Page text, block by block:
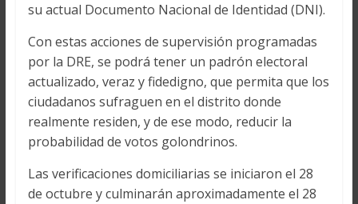
su actual Documento Nacional de Identidad (DNI).
Con estas acciones de supervisión programadas
por la DRE, se podrá tener un padrón electoral
actualizado, veraz y fidedigno, que permita que los
ciudadanos sufraguen en el distrito donde
realmente residen, y de ese modo, reducir la
probabilidad de votos golondrinos.
Las verificaciones domiciliarias se iniciaron el 28
de octubre y culminarán aproximadamente el 28